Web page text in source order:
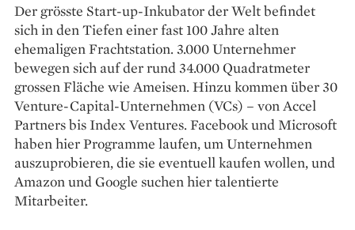
Der grösste Start-up-Inkubator der Welt befindet
sich in den Tiefen einer fast 100 Jahre alten
ehemaligen Frachtstation. 3.000 Unternehmer
bewegen sich auf der rund 34.000 Quadratmeter
grossen Fläche wie Ameisen. Hinzu kommen über 30
Venture-Capital-Unternehmen (VCs) – von Accel
Partners bis Index Ventures. Facebook und Microsoft
haben hier Programme laufen, um Unternehmen
auszuprobieren, die sie eventuell kaufen wollen, und
Amazon und Google suchen hier talentierte
Mitarbeiter.